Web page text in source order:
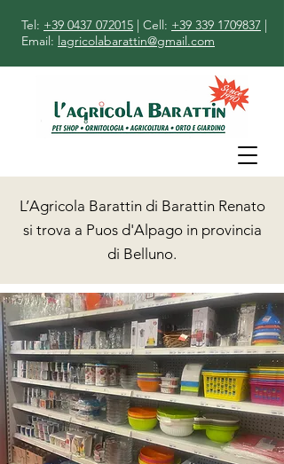
Tel: +39 0437 072015 | Cell: +39 339 1709837 |
Email: lagricolabarattin@gmail.com
L’Agricola Barattin di Barattin Renato
si trova a Puos d'Alpago in provincia
di Belluno.